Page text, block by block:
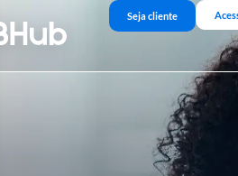
Seja cliente